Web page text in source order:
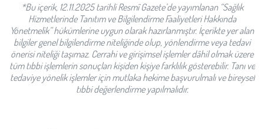
*Bu içerik, 12.11.2025 tarihli Resmî Gazete’de yayımlanan “Sağlık
Hizmetlerinde Tanıtım ve Bilgilendirme Faaliyetleri Hakkında
Yönetmelik” hükümlerine uygun olarak hazırlanmıştır. İçerikte yer alan
bilgiler genel bilgilendirme niteliğinde olup, yönlendirme veya tedavi
önerisi niteliği taşımaz. Cerrahi ve girişimsel işlemler dâhil olmak üzere
tüm tıbbi işlemlerin sonuçları kişiden kişiye farklılık gösterebilir. Tanı ve
tedaviye yönelik işlemler için mutlaka hekime başvurulmalı ve bireysel
tıbbi değerlendirme yapılmalıdır.